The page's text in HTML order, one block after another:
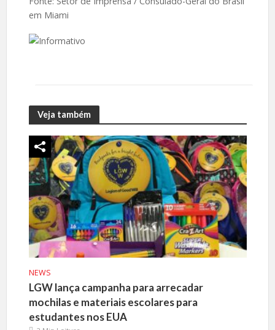
em Miami
Veja também
NEWS
LGW lança campanha para arrecadar
mochilas e materiais escolares para
estudantes nos EUA